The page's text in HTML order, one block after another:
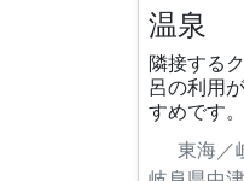
温泉
隣接する
呂の利用
すめです。
東海／